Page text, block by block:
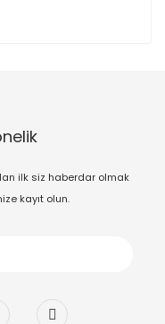
ilk siz haberdar olmak
kayıt olun.